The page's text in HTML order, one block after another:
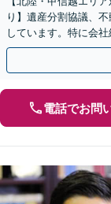
り】遺産分割協議、
しています。特に会
談ください。【休日
電話でお問